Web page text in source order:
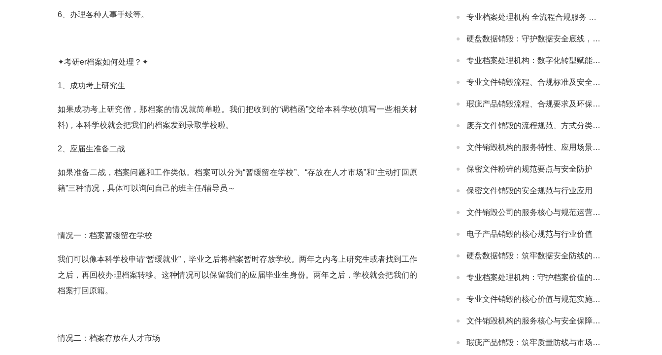
6、办理各种人事手续等。
✦考研er档案如何处理？✦
1、成功考上研究生
如果成功考上研究僧，那档案的情况就简单啦。我们把收到的“调档函”交给本科学校(填写一些相关材
料)，本科学校就会把我们的档案发到录取学校啦。
2、应届生准备二战
如果准备二战，档案问题和工作类似。档案可以分为“暂缓留在学校”、“存放在人才市场”和“主动打回原
籍”三种情况，具体可以询问自己的班主任/辅导员～
情况一：档案暂缓留在学校
我们可以像本科学校申请“暂缓就业”，毕业之后将档案暂时存放学校。两年之内考上研究生或者找到工作
之后，再回校办理档案转移。这种情况可以保留我们的应届毕业生身份。两年之后，学校就会把我们的
档案打回原籍。
情况二：档案存放在人才市场
专业档案处理机构 全流程合规服务 助力政企档案管理提质增效
硬盘数据销毁：守护数据安全底线，主流服务公司实力解析
专业档案处理机构：数字化转型赋能，主流机构实力与行业发展解析
专业文件销毁流程、合规标准及安全防护指南
瑕疵产品销毁流程、合规要求及环保处理指南
废弃文件销毁的流程规范、方式分类及安全注意事项
文件销毁机构的服务特性、应用场景及选型要点解析
保密文件粉碎的规范要点与安全防护
保密文件销毁的安全规范与行业应用
文件销毁公司的服务核心与规范运营要点
电子产品销毁的核心规范与行业价值
硬盘数据销毁：筑牢数据安全防线的关键举措
专业档案处理机构：守护档案价值的规范化服务载体
专业文件销毁的核心价值与规范实施指南
文件销毁机构的服务核心与安全保障体系
瑕疵产品销毁：筑牢质量防线与市场规范的重要举措